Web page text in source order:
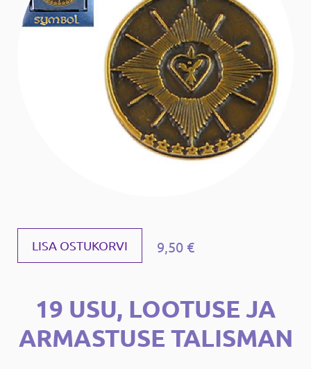
LISA OSTUKORVI 9,50 €
19 USU, LOOTUSE JA
ARMASTUSE TALISMAN